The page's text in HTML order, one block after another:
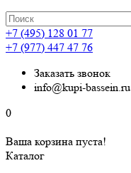
+7 (495) 128 01 77
+7 (977) 447 47 76
Заказать звонок
info@kupi-bassein.ru
0
Ваша корзина пуста!
Каталог